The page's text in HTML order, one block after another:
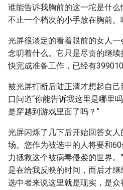
谁能告诉我胸前的这一坨是什
不止一个档次的小手放在胸前。
光屏很淡定的看着眼前的女人
念叨着什么。它只是尽责的继续
快完成准备工作，已经有
被光屏打断后陆正清才想起自
口问道“你能告诉我这里是哪里
是穿越到游戏里面了吗？”
光屏闪烁了几下后开始回答女
场。您作为被选中的人将要和
力拯救这个被病毒侵袭的世界
是在给我反映的时间，而后才
选中者来说这里就是现实，是众